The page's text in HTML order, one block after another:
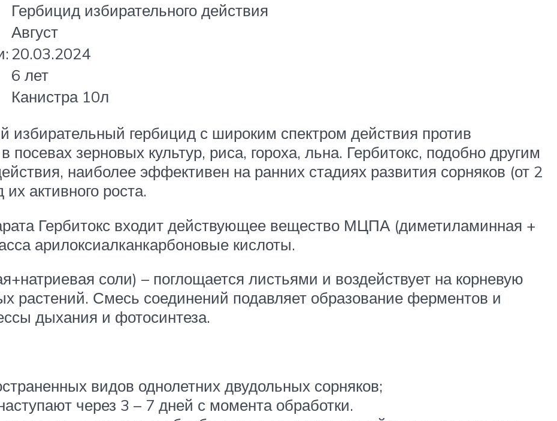
Гербицид избирательного действия
Август
20.03.2024
6 лет
Канистра 10л
избирательный гербицид с широким спектром действия против
посевах зерновых культур, риса, гороха, льна. Гербитокс, подобно другим
наиболее эффективен на ранних стадиях развития сорняков (от 2
активного роста.
Гербитокс входит действующее вещество МЦПА (диметиламинная +
арилоксиалканкарбоновые кислоты.
соли) – поглощается листьями и воздействует на корневую
растений. Смесь соединений подавляет образование ферментов и
дыхания и фотосинтеза.
видов однолетних двудольных сорняков;
через 3 – 7 дней с момента обработки.